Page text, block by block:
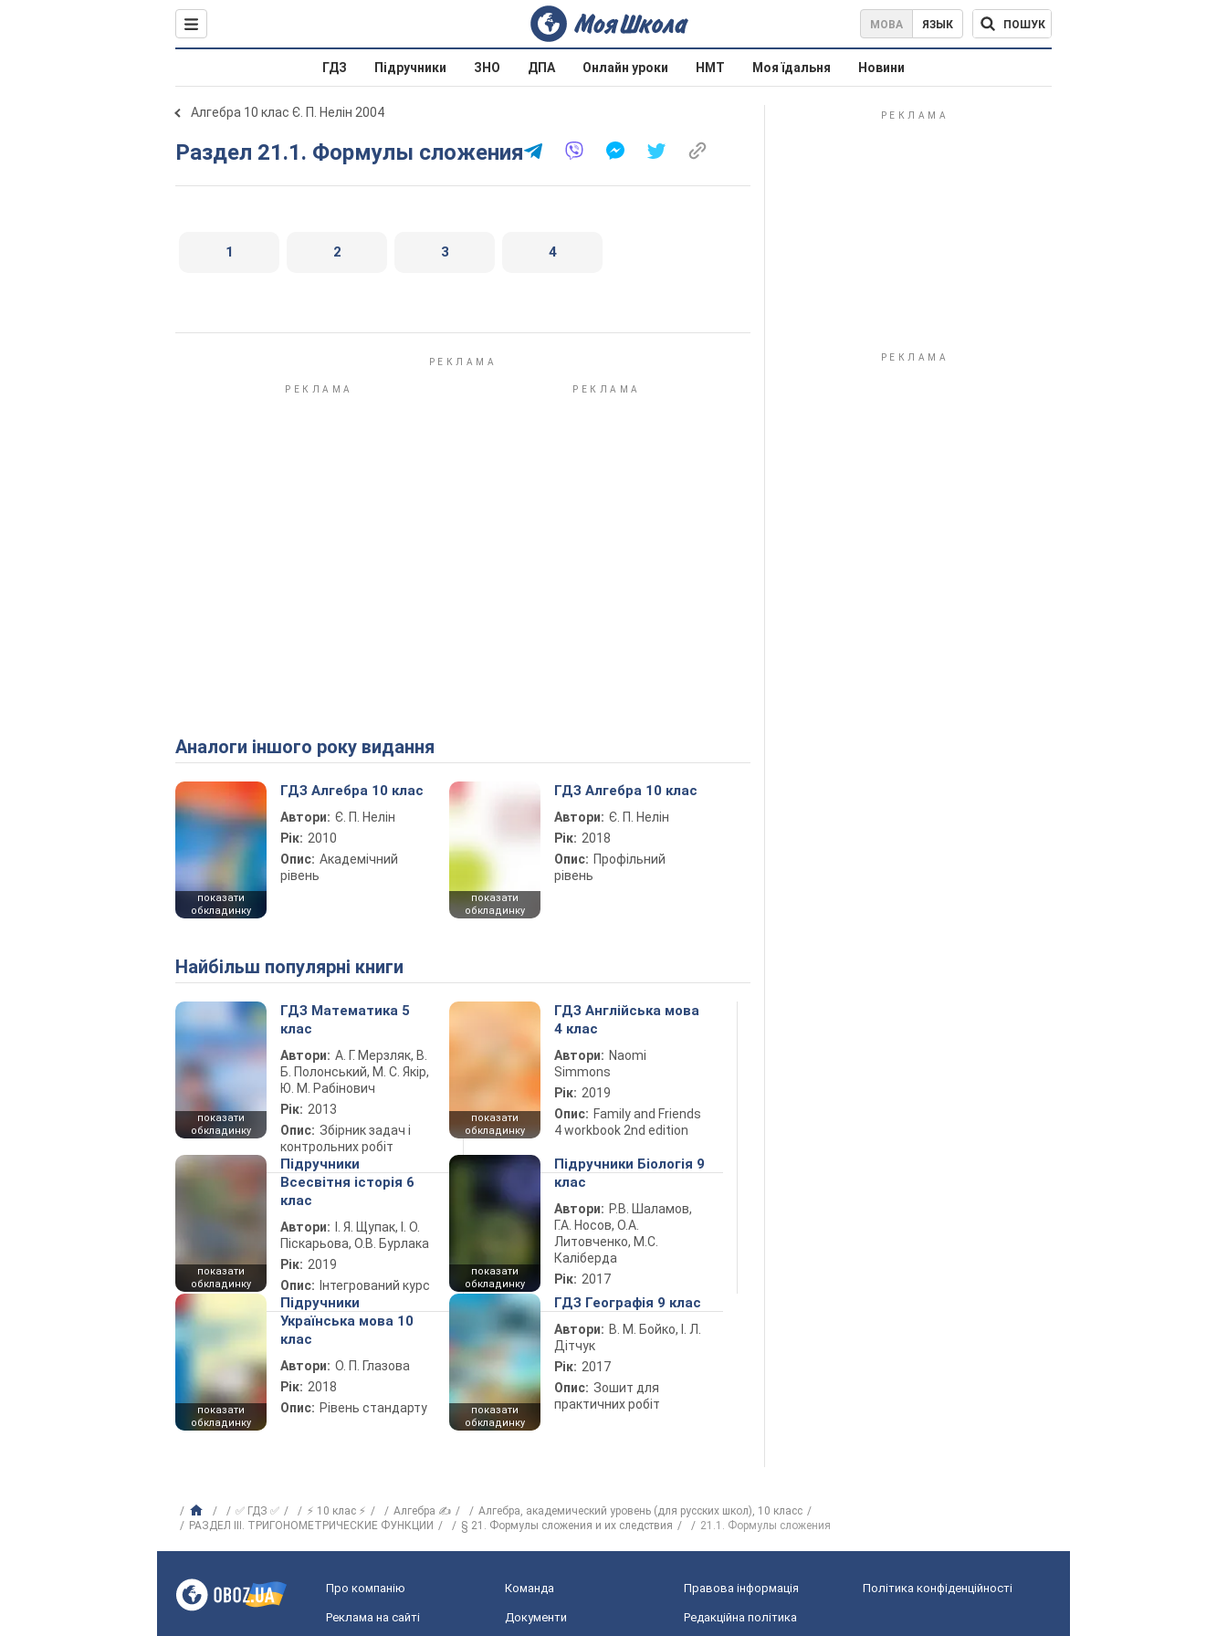
МОВА ЯЗЫК ПОШУК
ГДЗ Підручники ЗНО ДПА Онлайн уроки НМТ Моя їдальня Новини
Алгебра 10 клас Є. П. Нелін 2004
Раздел 21.1. Формулы сложения
1 2 3 4
Аналоги іншого року видання
показати
обкладинку
ГДЗ Алгебра 10 клас
Автори: Є. П. Нелін
Рік: 2010
Опис: Академічний
рівень
показати
обкладинку
ГДЗ Алгебра 10 клас
Автори: Є. П. Нелін
Рік: 2018
Опис: Профільний
рівень
Найбільш популярні книги
показати
обкладинку
ГДЗ Математика 5
клас
Автори: А. Г. Мерзляк, В.
Б. Полонський, М. С. Якір,
Ю. М. Рабінович
Рік: 2013
Опис: Збірник задач і
контрольних робіт
показати
обкладинку
ГДЗ Англійська мова
4 клас
Автори: Naomi
Simmons
Рік: 2019
Опис: Family and Friends
4 workbook 2nd edition
показати
обкладинку
Підручники
Всесвітня історія 6
клас
Автори:
І. Я. Щупак, І. О.
Піскарьова, О.В. Бурлака
Рік: 2019
Опис: Інтегрований курс
показати
обкладинку
Підручники Біологія 9
клас
Автори: Р.В. Шаламов,
Г.А. Носов, О.А.
Литовченко, М.С.
Каліберда
Рік: 2017
показати
обкладинку
Підручники
Українська мова 10
клас
Автори: О. П. Глазова
Рік: 2018
Опис: Рівень стандарту
показати
обкладинку
ГДЗ Географія 9 клас
Автори: В. М. Бойко, І. Л.
Дітчук
Рік: 2017
Опис: Зошит для
практичних робіт
✅ ГДЗ ✅ ⚡ 10 клас ⚡ Алгебра ✍
Алгебра, академический уровень (для русских школ), 10 класс
РАЗДЕЛ III. ТРИГОНОМЕТРИЧЕСКИЕ ФУНКЦИИ
§ 21. Формулы сложения и их следствия 21.1. Формулы сложения
Про компанію Команда Правова інформація Політика конфіденційності
Реклама на сайті Документи Редакційна політика